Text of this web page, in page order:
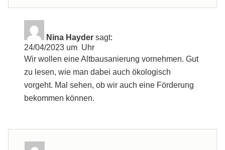
Nina Hayder sagt:
24/04/2023 um Uhr
Wir wollen eine Altbausanierung vornehmen. Gut
zu lesen, wie man dabei auch ökologisch
vorgeht. Mal sehen, ob wir auch eine Förderung
bekommen können.